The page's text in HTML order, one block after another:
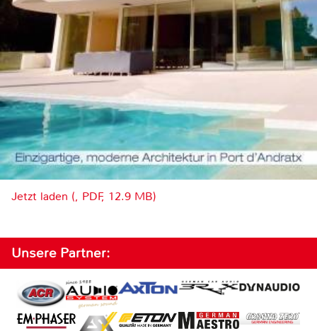
Jetzt laden (, PDF, 12.9 MB)
Unsere Partner: